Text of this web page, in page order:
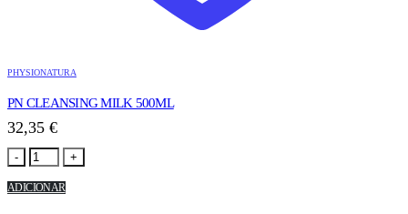
PHYSIONATURA
PN CLEANSING MILK 500ML
32,35 €
- +
ADICIONAR